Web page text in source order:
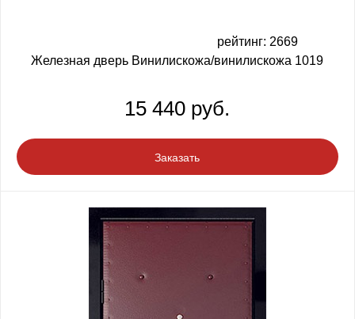
рейтинг: 2669
Железная дверь Винилискожа/винилискожа 1019
15 440 руб.
Заказать